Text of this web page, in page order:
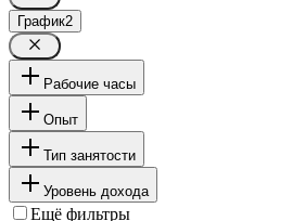
График2
Рабочие часы
Опыт
Тип занятости
Уровень дохода
Ещё фильтры